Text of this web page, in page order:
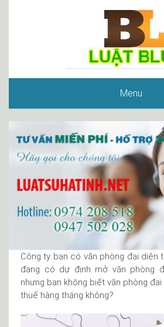
Menu
Công ty bạn có văn phòng đại diện
đang có dự định mở văn phòng
nhưng bạn không biết văn phòng
thuế hàng tháng không?